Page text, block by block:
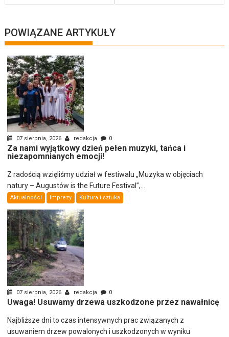
POWIĄZANE ARTYKUŁY
07 sierpnia, 2026 redakcja 0
Za nami wyjątkowy dzień pełen muzyki, tańca i
niezapomnianych emocji!
Z radością wzięliśmy udział w festiwalu „Muzyka w objęciach
natury – Augustów is the Future Festival”,...
Aktualności Imprezy Kultura i sztuka
07 sierpnia, 2026 redakcja 0
Uwaga! Usuwamy drzewa uszkodzone przez nawałnicę
Najbliższe dni to czas intensywnych prac związanych z
usuwaniem drzew powalonych i uszkodzonych w wyniku